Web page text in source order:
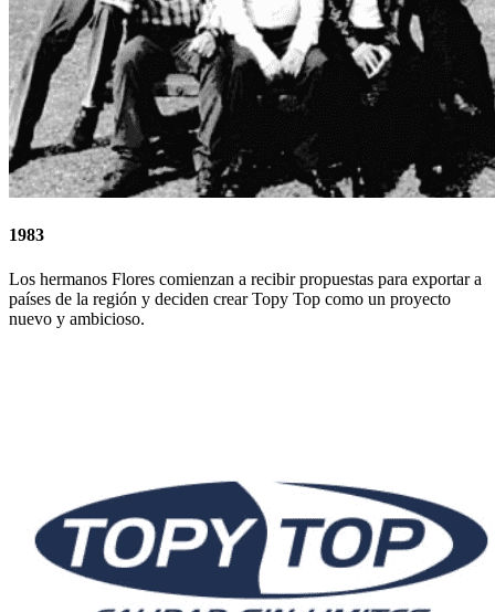
1983
Los hermanos Flores comienzan a recibir propuestas para exportar a
países de la región y deciden crear Topy Top como un proyecto
nuevo y ambicioso.